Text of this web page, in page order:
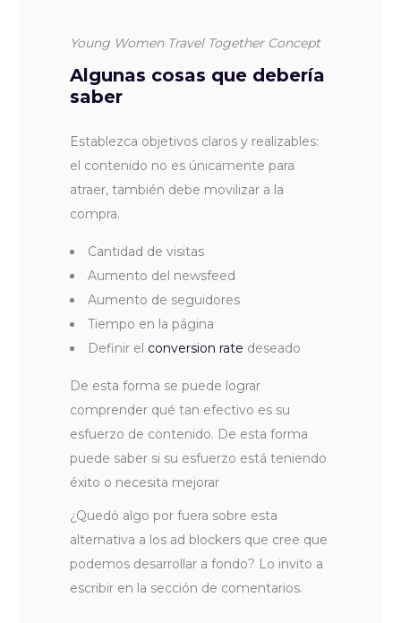
Young Women Travel Together Concept
Algunas cosas que debería
saber
Establezca objetivos claros y realizables:
el contenido no es únicamente para
atraer, también debe movilizar a la
compra.
Cantidad de visitas
Aumento del newsfeed
Aumento de seguidores
Tiempo en la página
Definir el conversion rate deseado
De esta forma se puede lograr
comprender qué tan efectivo es su
esfuerzo de contenido. De esta forma
puede saber si su esfuerzo está teniendo
éxito o necesita mejorar
¿Quedó algo por fuera sobre esta
alternativa a los ad blockers que cree que
podemos desarrollar a fondo? Lo invito a
escribir en la sección de comentarios.